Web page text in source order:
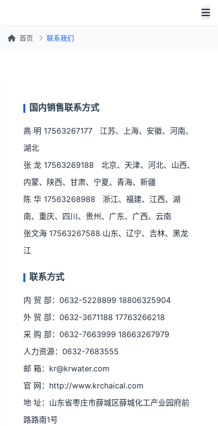
首页 联系我们
国内销售联系方式
高 明 17563267177 江苏、上海、安徽、河南、
湖北
张 龙 17563269188 北京、天津、河北、山西、
内蒙、陕西、甘肃、宁夏、青海、新疆
陈 华 17563268988 浙江、福建、江西、湖
南、重庆、四川、贵州、广东、广西、云南
张文海 17563267588 山东、辽宁、吉林、黑龙
江
联系方式
内 贸 部：0632-5228899 18806325904
外 贸 部：0632-3671188 17763266218
采 购 部：0632-7663999 18663267979
人力资源：0632-7683555
邮 箱：kr@krwater.com
官 网：http://www.krchaical.com
地 址：山东省枣庄市薛城区薛城化工产业园府前
路路南1号